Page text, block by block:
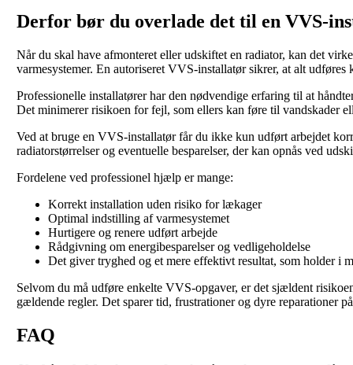
Derfor bør du overlade det til en VVS-
Når du skal have afmonteret eller udskiftet en radiator, kan det
varmesystemer. En autoriseret VVS-installatør sikrer, at alt udføres
Professionelle installatører har den nødvendige erfaring til at
Det minimerer risikoen for fejl, som ellers kan føre til vandskader
Ved at bruge en VVS-installatør får du ikke kun udført arbejdet
radiatorstørrelser og eventuelle besparelser, der kan opnås ved
Fordelene ved professionel hjælp er mange:
Korrekt installation uden risiko for lækager
Optimal indstilling af varmesystemet
Hurtigere og renere udført arbejde
Rådgivning om energibesparelser og vedligeholdelse
Det giver tryghed og et mere effektivt resultat, som holder i
Selvom du må udføre enkelte VVS-opgaver, er det sjældent
gældende regler. Det sparer tid, frustrationer og dyre reparationer
FAQ